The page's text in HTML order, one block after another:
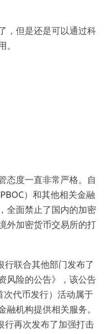
，但是还是可以通过科
。
态度一直非常严格。自
）和其他相关金融
全面禁止了国内的加密
外加密货币交易所的打
行联合其他部门发布了
风险的公告》，该公告
次代币发行）活动属于
融机构提供相关服务。
行再次发布了加强打击